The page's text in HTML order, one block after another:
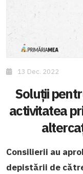
13 Dec. 2022
Soluții
activitatea
Consilierii au
depistării de